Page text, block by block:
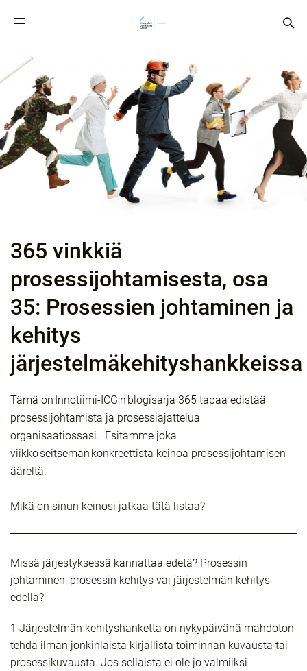
365 vinkkiä
prosessijohtamisesta, osa
35: Prosessien johtaminen ja
kehitys
järjestelmäkehityshankkeissa
Tämä on Innotiimi-ICG:n blogisarja 365 tapaa edistää
prosessijohtamista ja prosessiajattelua
organisaatiossasi. Esitämme joka
viikko seitsemän konkreettista keinoa prosessijohtamisen
ääreltä.
Mikä on sinun keinosi jatkaa tätä listaa?
Missä järjestyksessä kannattaa edetä? Prosessin
johtaminen, prosessin kehitys vai järjestelmän kehitys
edellä?
1 Järjestelmän kehityshanketta on nykypäivänä mahdoton
tehdä ilman jonkinlaista kirjallista toiminnan kuvausta tai
prosessikuvausta. Jos sellaista ei ole jo valmiiksi